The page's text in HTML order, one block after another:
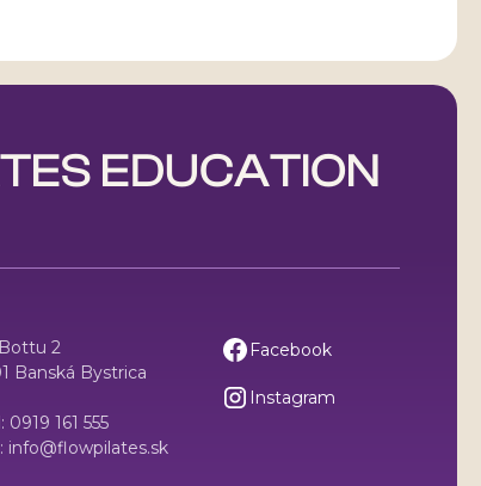
EDUCATION
2
Banská Bystrica
0919 161 555
info@flowpilates.sk
Facebook
Instagram